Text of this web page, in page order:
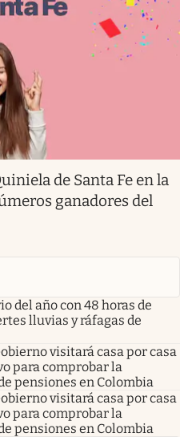
de Santa Fe en la
ganadores del
del año con 48 horas de
lluvias y ráfagas de
visitará casa por casa
para comprobar la
pensiones en Colombia
visitará casa por casa
para comprobar la
pensiones en Colombia